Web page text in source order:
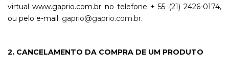
virtual www.gaprio.com.br no telefone + 55 (21) 2426-0174,
ou pelo e-mail: gaprio@gaprio.com.br.
2. CANCELAMENTO DA COMPRA DE UM PRODUTO